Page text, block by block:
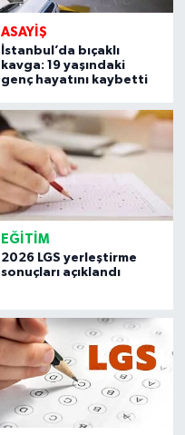
ASAYIŞ
İstanbul’da bıçaklı
kavga: 19 yaşındaki
genç hayatını kaybetti
EĞITIM
2026 LGS yerleştirme
sonuçları açıklandı